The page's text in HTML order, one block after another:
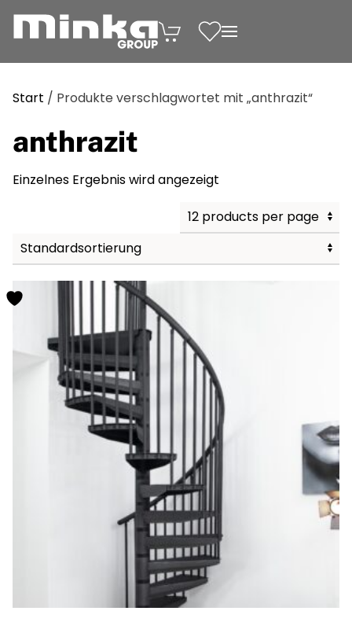
Zum Inhalt springen
Start / Produkte verschlagwortet mit „anthrazit“
anthrazit
Einzelnes Ergebnis wird angezeigt